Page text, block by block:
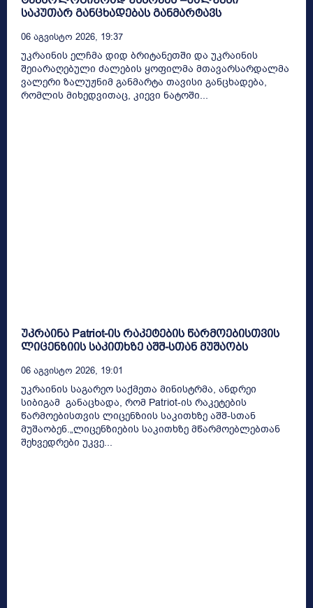
საკუთარ განცხადებას განმარტავს
06 Აგვისტო 2026, 19:37
უკრაინის ელჩმა დიდ ბრიტანეთში და უკრაინის
შეიარაღებული ძალების ყოფილმა მთავარსარდალმა
ვალერი ზალუჟნიმ განმარტა თავისი განცხადება,
რომლის მიხედვითაც, კიევი ნატოში...
უკრაინა Patriot-ის რაკეტების წარმოებისთვის
ლიცენზიის საკითხზე აშშ-სთან მუშაობს
06 Აგვისტო 2026, 19:01
უკრაინის საგარეო საქმეთა მინისტრმა, ანდრეი
სიბიგამ განაცხადა, რომ Patriot-ის რაკეტების
წარმოებისთვის ლიცენზიის საკითხზე აშშ-სთან
მუშაობენ.„ლიცენზიების საკითხზე მწარმოებლებთან
შეხვედრები უკვე...